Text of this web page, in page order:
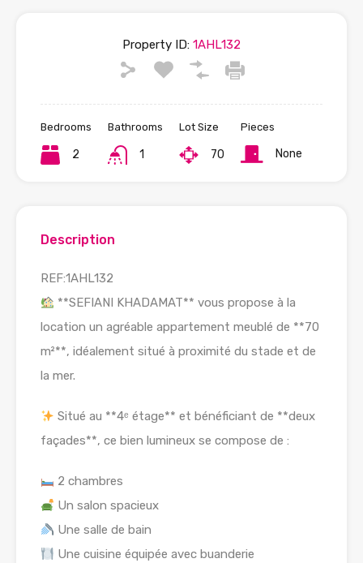
Property ID: 1AHL132
Bedrooms
2
Bathrooms
1
Lot Size
70
Pieces
None
Description
REF:1AHL132
**SEFIANI KHADAMAT** vous propose à la
location un agréable appartement meublé de **70
m²**, idéalement situé à proximité du stade et de
la mer.
Situé au **4ᵉ étage** et bénéficiant de **deux
façades**, ce bien lumineux se compose de :
2 chambres
Un salon spacieux
Une salle de bain
Une cuisine équipée avec buanderie